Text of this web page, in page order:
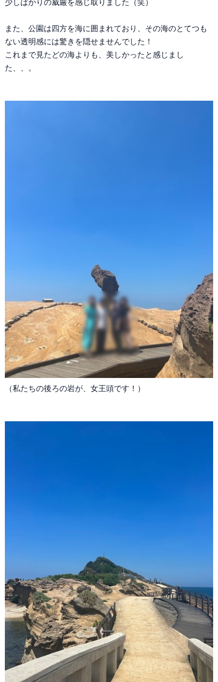
少しばかりの威厳を感じ取りました（笑）
また、公園は四方を海に囲まれており、その海のとてつも
ない透明感には驚きを隠せませんでした！
これまで見たどの海よりも、美しかったと感じまし
た、、。
（私たちの後ろの岩が、女王頭です！）